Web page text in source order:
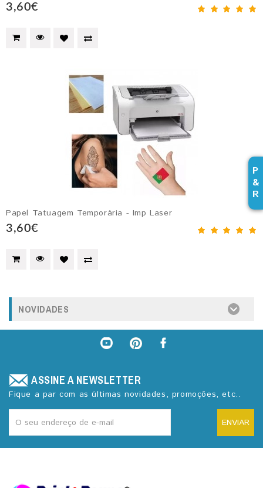
3,60€
Papel Tatuagem Temporária - Imp Laser
3,60€
NOVIDADES
ASSINE A NEWSLETTER
Fique a par com as últimas novidades, promoções, etc..
ENVIAR
P
&
R